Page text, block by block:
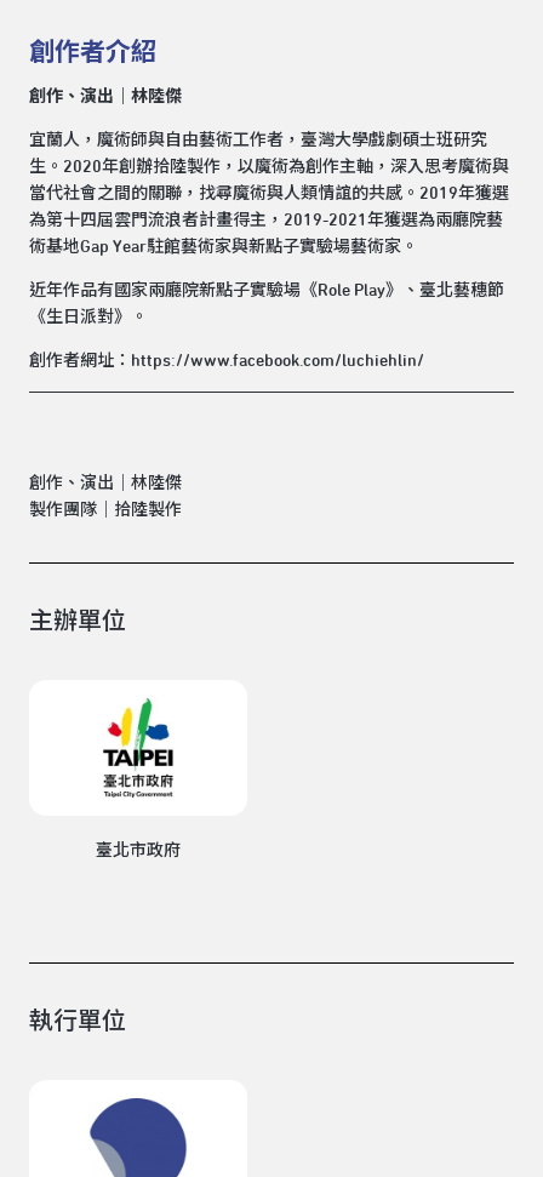
創作者介紹
創作、演出｜林陸傑
宜蘭人，魔術師與自由藝術工作者，臺灣大學戲劇碩士班研究
生。2020年創辦拾陸製作，以魔術為創作主軸，深入思考魔術與
當代社會之間的關聯，找尋魔術與人類情誼的共感。2019年獲選
為第十四屆雲門流浪者計畫得主，2019-2021年獲選為兩廳院藝
術基地Gap Year駐館藝術家與新點子實驗場藝術家。
近年作品有國家兩廳院新點子實驗場《Role Play》、臺北藝穗節
《生日派對》。
創作者網址： https://www.facebook.com/luchiehlin/
創作、演出｜林陸傑
製作團隊｜拾陸製作
主辦單位
臺北市政府
執行單位